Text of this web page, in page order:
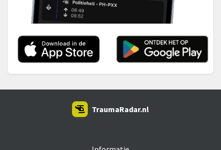
TraumaRadar.nl